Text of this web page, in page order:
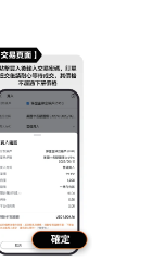
，前往
册）
后通过银行转
Pay入账。
即下载）